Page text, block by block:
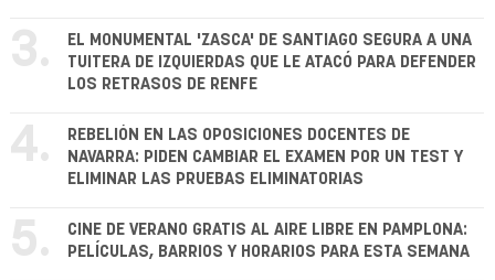
3.
EL MONUMENTAL 'ZASCA' DE SANTIAGO SEGURA A UNA
TUITERA DE IZQUIERDAS QUE LE ATACÓ PARA DEFENDER
LOS RETRASOS DE RENFE
4.
REBELIÓN EN LAS OPOSICIONES DOCENTES DE
NAVARRA: PIDEN CAMBIAR EL EXAMEN POR UN TEST Y
ELIMINAR LAS PRUEBAS ELIMINATORIAS
5.
CINE DE VERANO GRATIS AL AIRE LIBRE EN PAMPLONA:
PELÍCULAS, BARRIOS Y HORARIOS PARA ESTA SEMANA